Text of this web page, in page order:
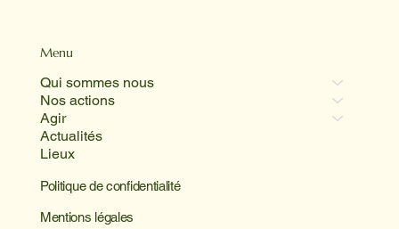
Menu
Qui sommes nous
Nos actions
Agir
Actualités
Lieux
Politique de confidentialité
Mentions légales